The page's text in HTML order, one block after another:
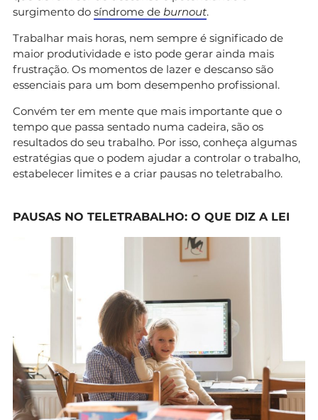
surgimento do síndrome de burnout.
Trabalhar mais horas, nem sempre é significado de
maior produtividade e isto pode gerar ainda mais
frustração. Os momentos de lazer e descanso são
essenciais para um bom desempenho profissional.
Convém ter em mente que mais importante que o
tempo que passa sentado numa cadeira, são os
resultados do seu trabalho. Por isso, conheça algumas
estratégias que o podem ajudar a controlar o trabalho,
estabelecer limites e a criar pausas no teletrabalho.
PAUSAS NO TELETRABALHO: O QUE DIZ A LEI